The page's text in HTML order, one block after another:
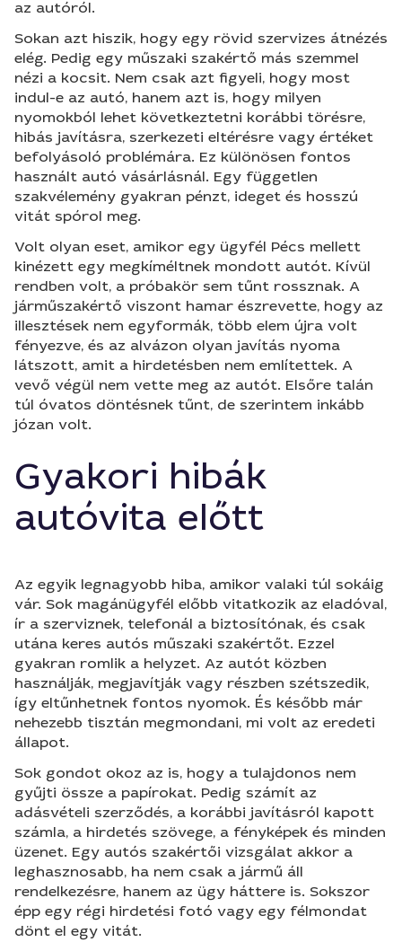
az autóról.
Sokan azt hiszik, hogy egy rövid szervizes átnézés
elég. Pedig egy műszaki szakértő más szemmel
nézi a kocsit. Nem csak azt figyeli, hogy most
indul-e az autó, hanem azt is, hogy milyen
nyomokból lehet következtetni korábbi törésre,
hibás javításra, szerkezeti eltérésre vagy értéket
befolyásoló problémára. Ez különösen fontos
használt autó vásárlásnál. Egy független
szakvélemény gyakran pénzt, ideget és hosszú
vitát spórol meg.
Volt olyan eset, amikor egy ügyfél Pécs mellett
kinézett egy megkíméltnek mondott autót. Kívül
rendben volt, a próbakör sem tűnt rossznak. A
járműszakértő viszont hamar észrevette, hogy az
illesztések nem egyformák, több elem újra volt
fényezve, és az alvázon olyan javítás nyoma
látszott, amit a hirdetésben nem említettek. A
vevő végül nem vette meg az autót. Elsőre talán
túl óvatos döntésnek tűnt, de szerintem inkább
józan volt.
Gyakori hibák
autóvita előtt
Az egyik legnagyobb hiba, amikor valaki túl sokáig
vár. Sok magánügyfél előbb vitatkozik az eladóval,
ír a szerviznek, telefonál a biztosítónak, és csak
utána keres autós műszaki szakértőt. Ezzel
gyakran romlik a helyzet. Az autót közben
használják, megjavítják vagy részben szétszedik,
így eltűnhetnek fontos nyomok. És később már
nehezebb tisztán megmondani, mi volt az eredeti
állapot.
Sok gondot okoz az is, hogy a tulajdonos nem
gyűjti össze a papírokat. Pedig számít az
adásvételi szerződés, a korábbi javításról kapott
számla, a hirdetés szövege, a fényképek és minden
üzenet. Egy autós szakértői vizsgálat akkor a
leghasznosabb, ha nem csak a jármű áll
rendelkezésre, hanem az ügy háttere is. Sokszor
épp egy régi hirdetési fotó vagy egy félmondat
dönt el egy vitát.